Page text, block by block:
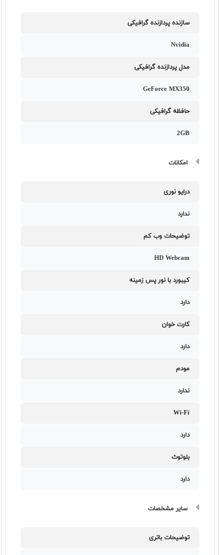
سازنده پردازنده گرافیکی
Nvidia
مدل پردازنده گرافیکی
GeForce MX350
حافظه گرافیکی
2GB
امکانات
درایو نوری
ندارد
توضیحات وب کم
HD Webcam
کیبورد با نور پس زمینه
دارد
کارت خوان
دارد
مودم
ندارد
Wi-Fi
دارد
بلوتوث
دارد
سایر مشخصات
توضیحات باتری